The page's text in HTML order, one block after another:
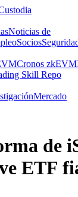
Noticias de
Socios
Cronos zkEVM
Skill Repo
Mercado
de
ETF